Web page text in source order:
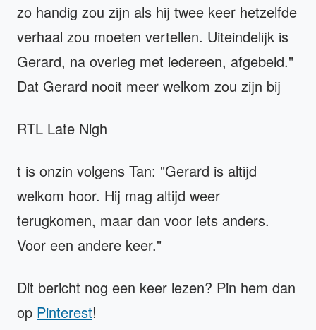
zo handig zou zijn als hij twee keer hetzelfde
verhaal zou moeten vertellen. Uiteindelijk is
Gerard, na overleg met iedereen, afgebeld."
Dat Gerard nooit meer welkom zou zijn bij
RTL Late Nigh
t is onzin volgens Tan: "Gerard is altijd
welkom hoor. Hij mag altijd weer
terugkomen, maar dan voor iets anders.
Voor een andere keer."
Dit bericht nog een keer lezen? Pin hem dan
op Pinterest!